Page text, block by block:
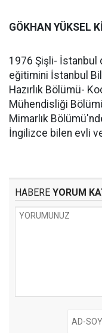
GÖKHAN YÜKSEL
1976 Şişli- İstanbul
eğitimini İstanbul
Hazırlık Bölümü-
Mühendisliği
Mimarlık
İngilizce bilen evli
HABERE YORUM